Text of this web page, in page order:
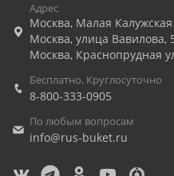
Адрес
Москва, Малая
Москва, улица Вавилова,
Москва, Краснопрудная
Бесплатно. Круглосуточно
8-800-333-0905
По любым вопросам
info@rus-buket.ru